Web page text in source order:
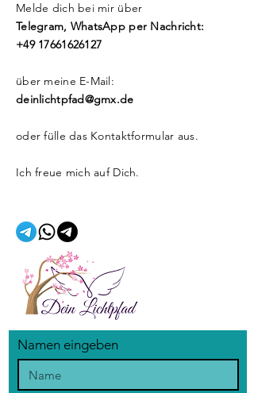
​Melde dich bei mir über
Telegram, WhatsApp per Nachricht:
+49 17661626127
über meine E-Mail:
deinlichtpfad@gmx.de
oder fülle das Kontaktformular aus.
Ich freue mich auf Dich.
Namen eingeben